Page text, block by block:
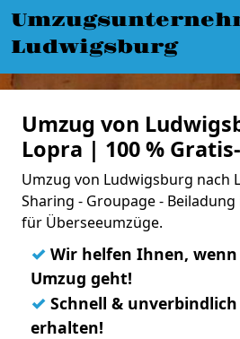
Ludwigsburg
Umzug von
Lopra | 100 %
Umzug von Ludwigsburg nach
Sharing - Groupage -
für Überseeumzüge.
✓ Wir helfen Ihnen,
Umzug geht!
✓ Schnell &
erhalten!